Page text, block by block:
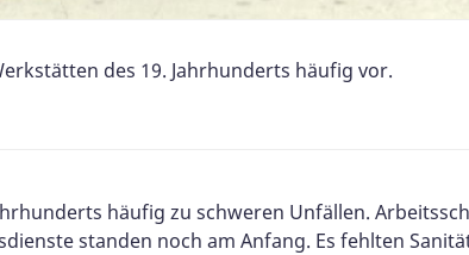
des 19. Jahrhunderts häufig vor.
häufig zu schweren Unfällen.
standen noch am Anfang. Es fehlten